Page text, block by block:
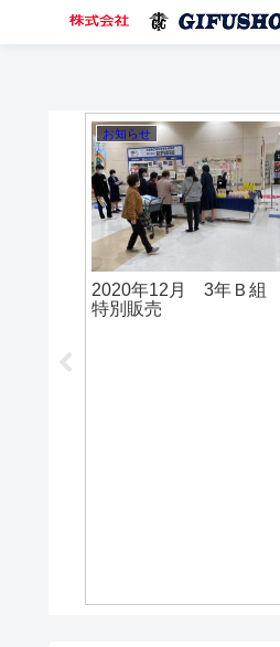
お知らせ
2024年6月 3年C組
「ピリ辛れんこん醤油漬